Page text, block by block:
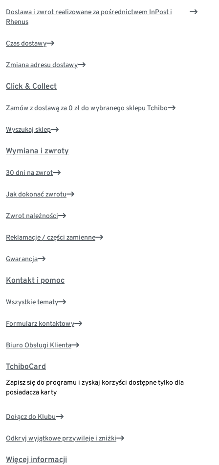
Dostawa i zwrot realizowane za pośrednictwem InPost i
Rhenus
Czas dostawy
Zmiana adresu dostawy
Click & Collect
Zamów z dostawą za 0 zł do wybranego sklepu Tchibo
Wyszukaj sklep
Wymiana i zwroty
30 dni na zwrot
Jak dokonać zwrotu
Zwrot należności
Reklamacje / części zamienne
Gwarancja
Kontakt i pomoc
Wszystkie tematy
Formularz kontaktowy
Biuro Obsługi Klienta
TchiboCard
Zapisz się do programu i zyskaj korzyści dostępne tylko dla
posiadacza karty
Dołącz do Klubu
Odkryj wyjątkowe przywileje i zniżki
Więcej informacji